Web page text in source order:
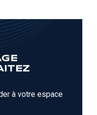
à votre espace